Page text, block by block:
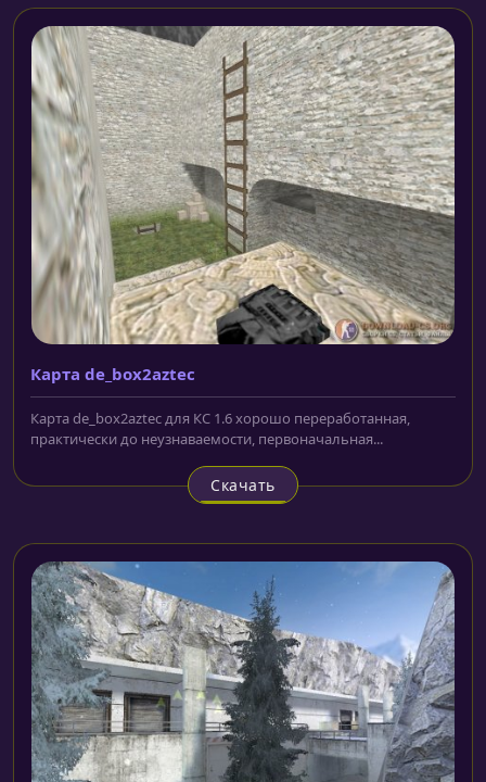
Карта de_box2aztec
Карта de_box2aztec для КС 1.6 хорошо переработанная,
практически до неузнаваемости, первоначальная...
Скачать